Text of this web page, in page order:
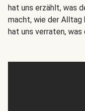
hat uns erzählt, was
macht, wie der Alltag
hat uns verraten,